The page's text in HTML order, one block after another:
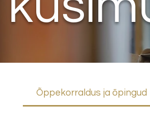
Õppekorraldus ja õpingud